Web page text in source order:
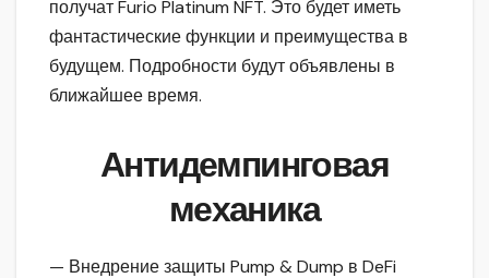
получат Furio Platinum NFT. Это будет иметь
фантастические функции и преимущества в
будущем. Подробности будут объявлены в
ближайшее время.
Антидемпинговая
механика
— Внедрение защиты Pump & Dump в DeFi